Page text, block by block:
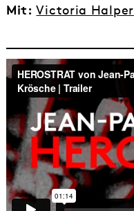
Mit: Victoria Halper